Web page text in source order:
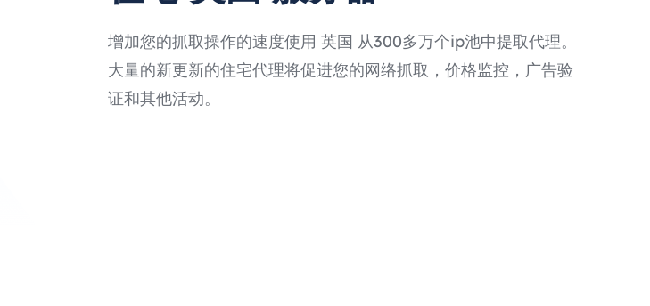
增加您的抓取操作的速度使用 英国 从300多万个ip池中提取代理。
大量的新更新的住宅代理将促进您的网络抓取，价格监控，广告验
证和其他活动。